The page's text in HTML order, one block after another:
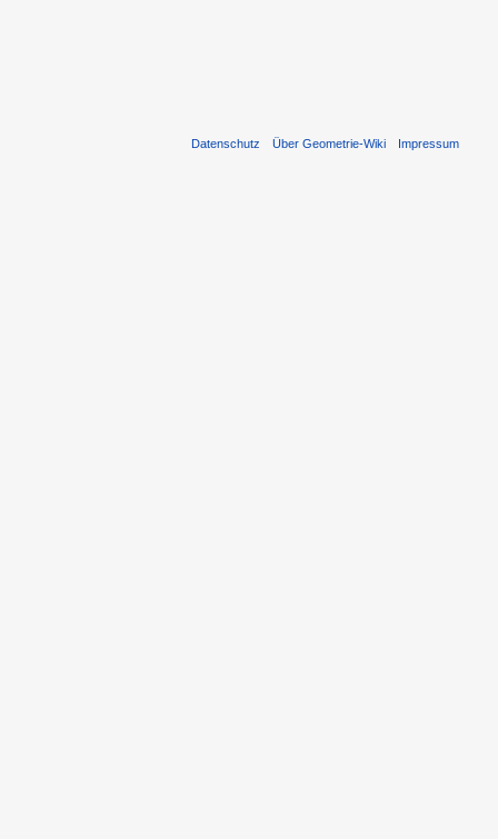
Datenschutz Über Geometrie-Wiki Impressum